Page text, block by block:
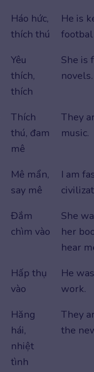
Háo hức,
thích thú
He is
Yêu
thích,
thích
She is
novels.
Thích
thú, đam
mê
They
music.
Mê mẩn,
say mê
I am
Đắm
chìm vào
She
her
hear
Hấp thụ
vào
He
work.
Hăng
hái,
nhiệt
tình
They
the